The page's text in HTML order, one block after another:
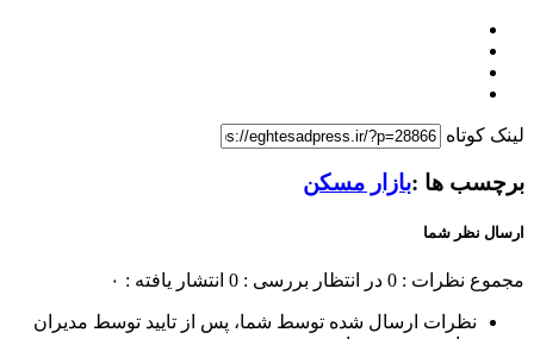
لینک کوتاه
برچسب ها :بازار مسکن
ارسال نظر شما
مجموع نظرات : 0 در انتظار بررسی : 0 انتشار یافته : ۰
نظرات ارسال شده توسط شما، پس از تایید توسط مدیران